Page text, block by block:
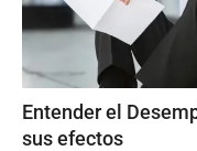
Entender el
sus efectos